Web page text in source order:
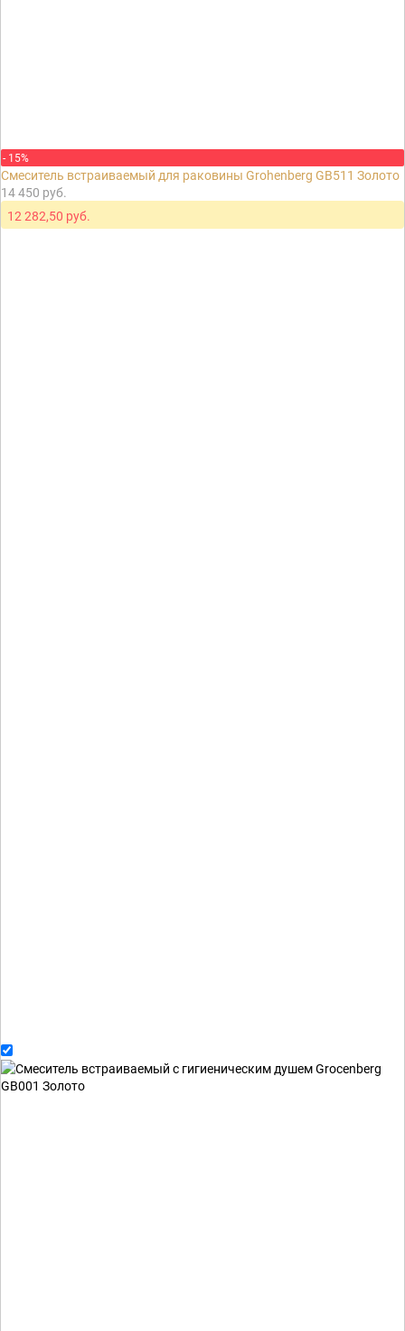
- 15%
Смеситель встраиваемый для раковины Grohenberg GB511 Золото
14 450 руб.
12 282,50 руб.